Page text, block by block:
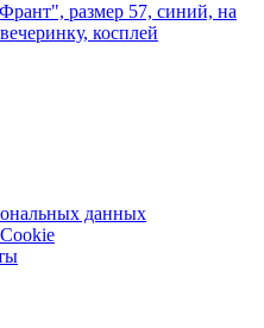
размер 57, синий, на
косплей
данных